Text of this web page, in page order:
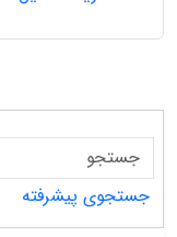
جستجوی پیشرفته